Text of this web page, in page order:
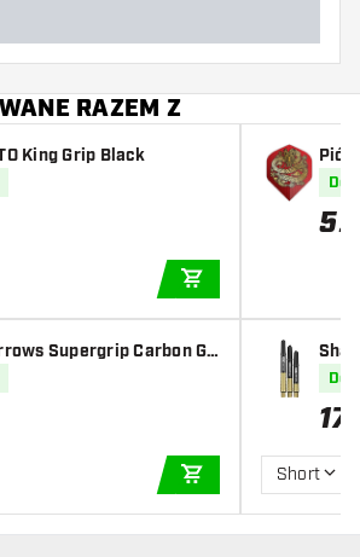
RAZEM Z
King Grip Black
Supergrip Carbon Go
DODAJ DO
5zł
17
Short